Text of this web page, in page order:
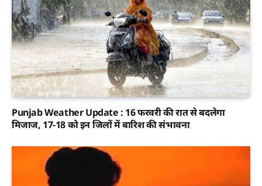
Punjab Weather Update : 16 फरवरी की रात से बदलेगा
मिजाज, 17-18 को इन जिलों में बारिश की संभावना